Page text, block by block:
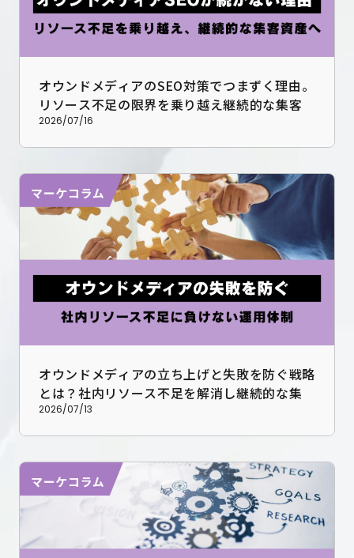
オウンドメディアのSEO対策でつまずく理由。
リソース不足の限界を乗り越え継続的な集客資
産へ育てる戦略
2026/07/16
オウンドメディアの立ち上げと失敗を防ぐ戦略
とは？社内リソース不足を解消し継続的な集客
と成果を生み出す
2026/07/13